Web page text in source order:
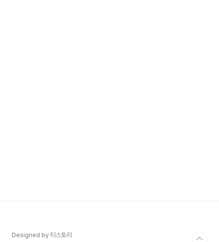
Designed by 티스토리